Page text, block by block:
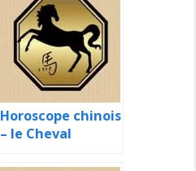
Horoscope chinois
– le Cheval